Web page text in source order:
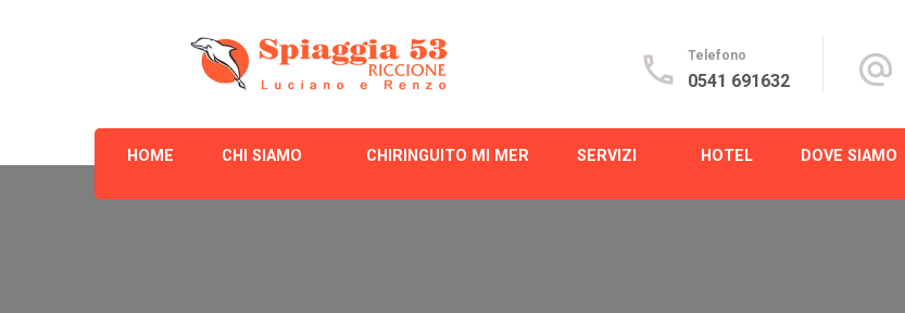
Spiaggia 53 Telefono
0541 691632
HOME CHI SIAMO CHIRINGUITO MI MER SERVIZI HOTEL DOVE SIAMO